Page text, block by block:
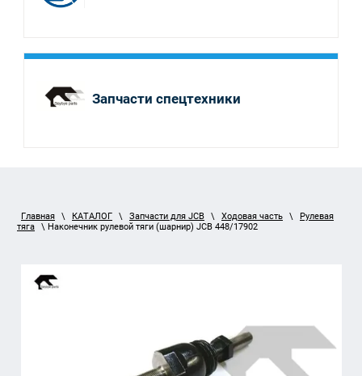
Запчасти спецтехники
Главная \ КАТАЛОГ \ Запчасти для JCB \ Ходовая часть \
Рулевая
тяга
\ Наконечник рулевой тяги (шарнир) JCB 448/17902